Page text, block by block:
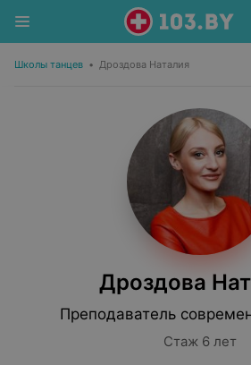
Школы танцев • Дроздова Наталия
Дроздова
Преподаватель
Стаж 6 лет